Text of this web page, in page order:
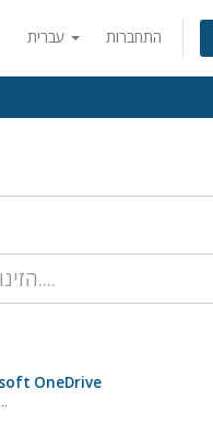
התחברות
OneDrive